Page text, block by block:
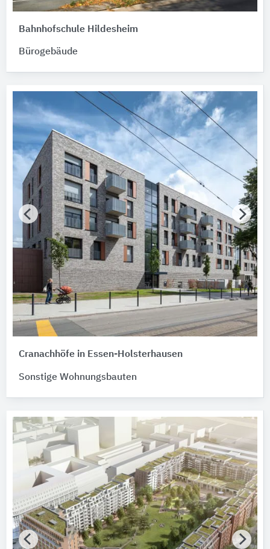
Zertifikat vorhanden
Bahnhofschule Hildesheim
Bürogebäude
Cranachhöfe in Essen-Holsterhausen
Sonstige Wohnungsbauten